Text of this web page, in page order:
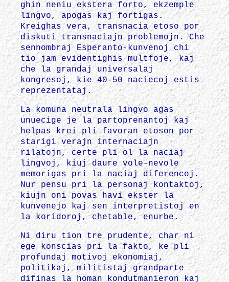
ghin neniu ekstera forto, ekzemple
lingvo, apogas kaj fortigas.
Kreighas vera, transnacia etoso por
diskuti transnaciajn problemojn. Che
sennombraj Esperanto-kunvenoj chi
tio jam evidentighis multfoje, kaj
che la grandaj universalaj
kongresoj, kie 40-50 naciecoj estis
reprezentataj.
La komuna neutrala lingvo agas
unuecige je la partoprenantoj kaj
helpas krei pli favoran etoson por
starigi verajn internaciajn
rilatojn, certe pli ol la naciaj
lingvoj, kiuj daure vole-nevole
memorigas pri la naciaj diferencoj.
Nur pensu pri la personaj kontaktoj,
kiujn oni povas havi ekster la
kunvenejo kaj sen interpretistoj en
la koridoroj, chetable, enurbe.
Ni diru tion tre prudente, char ni
ege konscias pri la fakto, ke pli
profundaj motivoj ekonomiaj,
politikaj, militistaj grandparte
difinas la homan kondutmanieron kaj